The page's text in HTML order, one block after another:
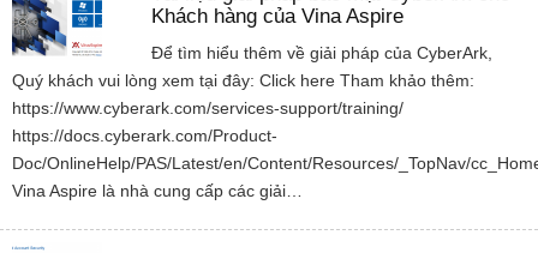
Khách hàng của Vina Aspire
Để tìm hiểu thêm về giải pháp của CyberArk,
Quý khách vui lòng xem tại đây: Click here Tham khảo thêm:
https://www.cyberark.com/services-support/training/
https://docs.cyberark.com/Product-
Doc/OnlineHelp/PAS/Latest/en/Content/Resources/_TopNav/
Vina Aspire là nhà cung cấp các giải…